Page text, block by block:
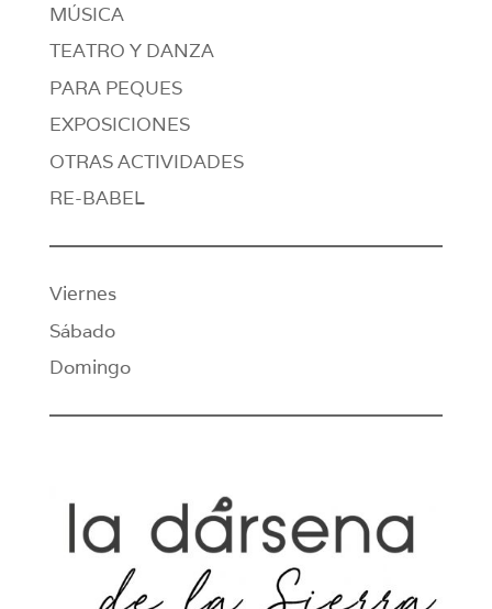
MÚSICA
TEATRO Y DANZA
PARA PEQUES
EXPOSICIONES
OTRAS ACTIVIDADES
RE-BABEL
Viernes
Sábado
Domingo